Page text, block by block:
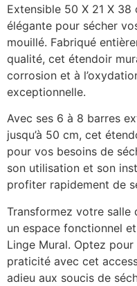
Extensible 50 X 21 X
élégante pour sécher
mouillé. Fabriqué
qualité, cet étendoir
corrosion et à
exceptionnelle.
Avec ses 6 à 8 barres
jusqu’à 50 cm, cet
pour vos besoins de
son utilisation et son
profiter rapidement de
Transformez votre salle
un espace fonctionnel
Linge Mural. Optez
praticité avec cet
adieu aux soucis de